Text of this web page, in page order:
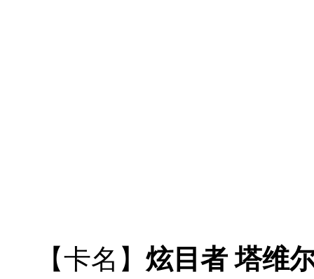
【卡名】 炫目者 塔维